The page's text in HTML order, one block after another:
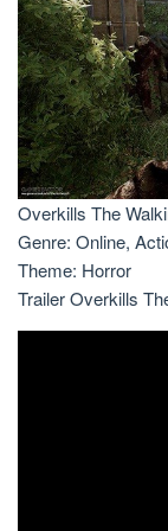
Overkills The
Genre: Online,
Theme: Horror
Trailer Overkills